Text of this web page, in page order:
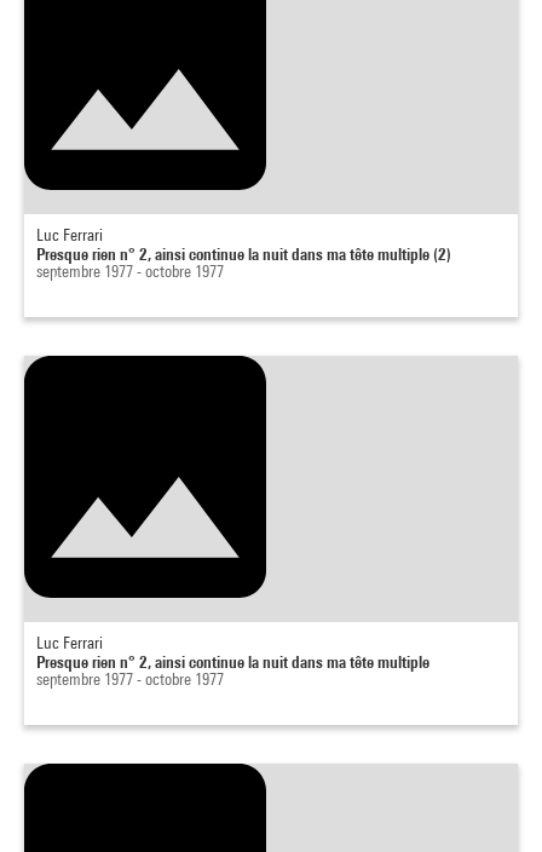
Luc Ferrari
Presque rien n° 2, ainsi continue la nuit dans ma tête multiple (2)
septembre 1977 - octobre 1977
Luc Ferrari
Presque rien n° 2, ainsi continue la nuit dans ma tête multiple
septembre 1977 - octobre 1977